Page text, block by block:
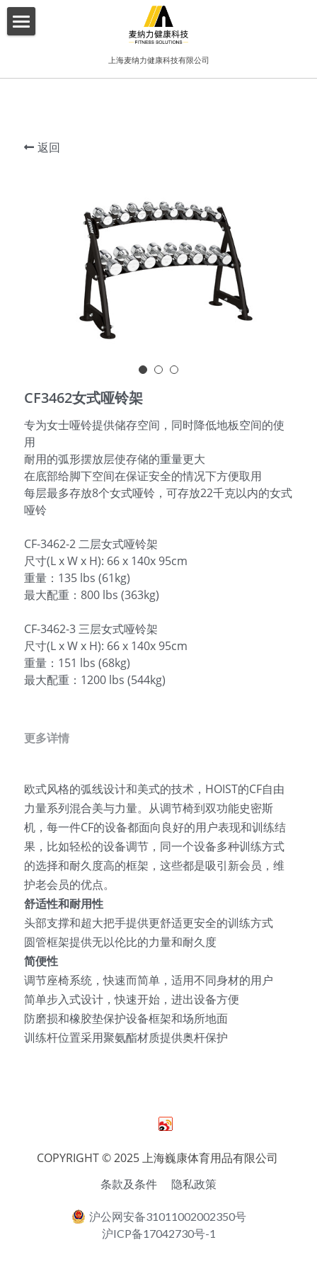
上海麦纳力健康科技有限公司
关于我们
增值服务
简体中文
简体中文
返回
CF3462女式哑铃架
专为女士哑铃提供储存空间，同时降低地板空间的使
用
耐用的弧形摆放层使存储的重量更大
在底部给脚下空间在保证安全的情况下方便取用
每层最多存放8个女式哑铃，可存放22千克以内的女式
哑铃
CF-3462-2 二层女式哑铃架
尺寸(L x W x H): 66 x 140x 95cm
重量：135 lbs (61kg)
最大配重：800 lbs (363kg)
CF-3462-3 三层女式哑铃架
尺寸(L x W x H): 66 x 140x 95cm
重量：151 lbs (68kg)
最大配重：1200 lbs (544kg)
更多详情
欧式风格的弧线设计和美式的技术，HOIST的CF自由
力量系列混合美与力量。从调节椅到双功能史密斯
机，每一件CF的设备都面向良好的用户表现和训练结
果，比如轻松的设备调节，同一个设备多种训练方式
的选择和耐久度高的框架，这些都是吸引新会员，维
护老会员的优点。
舒适性和耐用性
头部支撑和超大把手提供更舒适更安全的训练方式
圆管框架提供无以伦比的力量和耐久度
简便性
调节座椅系统，快速而简单，适用不同身材的用户
简单步入式设计，快速开始，进出设备方便
防磨损和橡胶垫保护设备框架和场所地面
训练杆位置采用聚氨酯材质提供奥杆保护
COPYRIGHT © 2025 上海巍康体育用品有限公司
条款及条件
隐私政策
沪公网安备31011002002350号
沪ICP备17042730号-1
博客分类
普拉提项目